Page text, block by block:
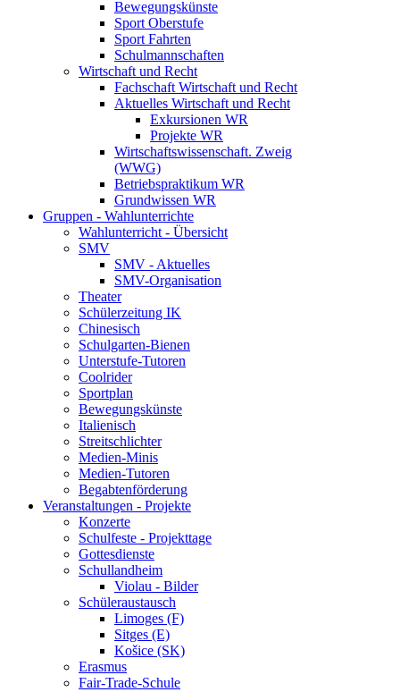
Bewegungskünste
Sport Oberstufe
Sport Fahrten
Schulmannschaften
Wirtschaft und Recht
Fachschaft Wirtschaft und Recht
Aktuelles Wirtschaft und Recht
Exkursionen WR
Projekte WR
Wirtschaftswissenschaft. Zweig
(WWG)
Betriebspraktikum WR
Grundwissen WR
Gruppen - Wahlunterrichte
Wahlunterricht - Übersicht
SMV
SMV - Aktuelles
SMV-Organisation
Theater
Schülerzeitung IK
Chinesisch
Schulgarten-Bienen
Unterstufe-Tutoren
Coolrider
Sportplan
Bewegungskünste
Italienisch
Streitschlichter
Medien-Minis
Medien-Tutoren
Begabtenförderung
Veranstaltungen - Projekte
Konzerte
Schulfeste - Projekttage
Gottesdienste
Schullandheim
Violau - Bilder
Schüleraustausch
Limoges (F)
Sitges (E)
Košice (SK)
Erasmus
Fair-Trade-Schule